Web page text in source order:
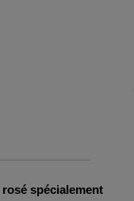
rosé spécialement